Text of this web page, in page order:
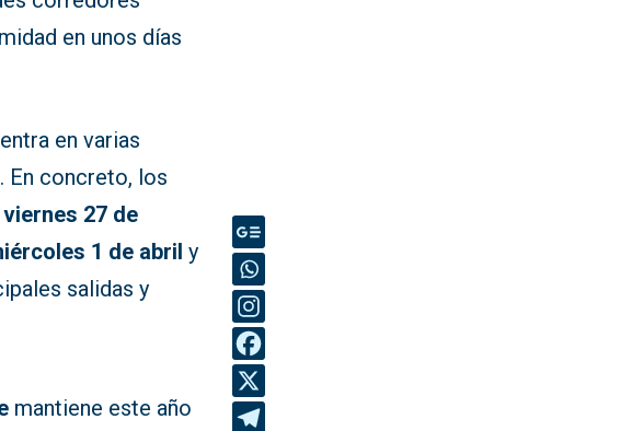
en unos días
en varias
En concreto, los
viernes 27 de
1 de abril y
salidas y
mantiene este año